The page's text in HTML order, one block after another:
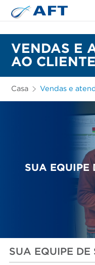
VENDAS E
AO CLIENTE
Casa Vendas e
SUA EQUIPE
SUA EQUIPE DE